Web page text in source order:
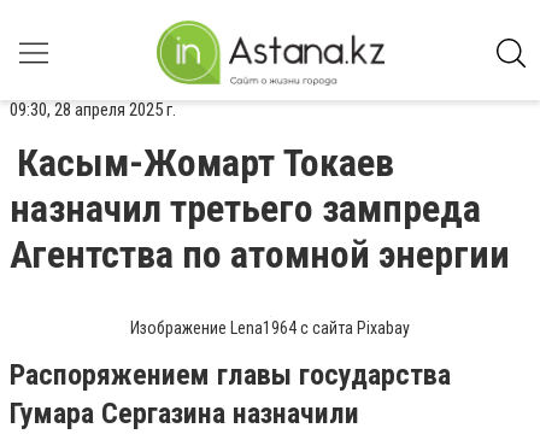
09:30, 28 апреля 2025 г.
Касым-Жомарт Токаев
назначил третьего зампреда
Агентства по атомной энергии
Изображение Lena1964 с сайта Pixabay
Распоряжением главы государства
Гумара Сергазина назначили